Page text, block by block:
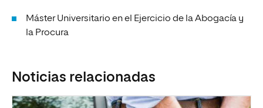
Máster Universitario en el Ejercicio de la Abogacía y
la Procura
Noticias relacionadas